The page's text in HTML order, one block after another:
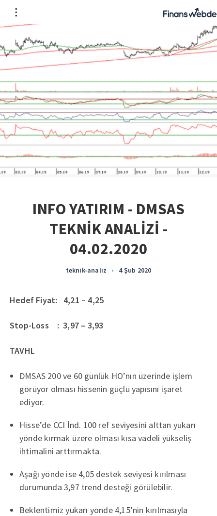
INFO YATIRIM - DMSAS
TEKNİK ANALİZİ -
04.02.2020
teknik-analiz • 4 Şub 2020
Hedef Fiyat: 4,21 – 4,25
Stop-Loss : 3,97 – 3,93
TAVHL
DMSAS 200 ve 60 günlük HO’nın üzerinde işlem
görüyor olması hissenin güçlü yapısını işaret
ediyor.
Hisse’de CCI İnd. 100 ref seviyesini alttan yukarı
yönde kırmak üzere olması kısa vadeli yükseliş
ihtimalini arttırmakta.
Aşağı yönde ise 4,05 destek seviyesi kırılması
durumunda 3,97 trend desteği görülebilir.
Beklentimiz yukarı yönde 4,15’nin kırılmasıyla